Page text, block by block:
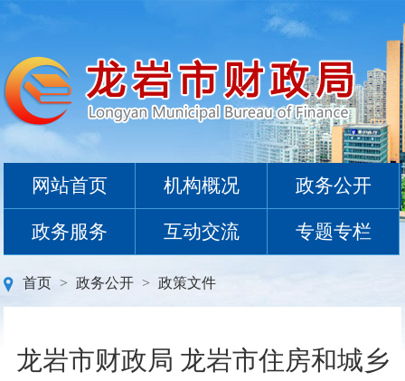
网站首页 机构概况 政务公开
政务服务 互动交流 专题专栏
首页 > 政务公开 > 政策文件
龙岩市财政局 龙岩市住房和城乡